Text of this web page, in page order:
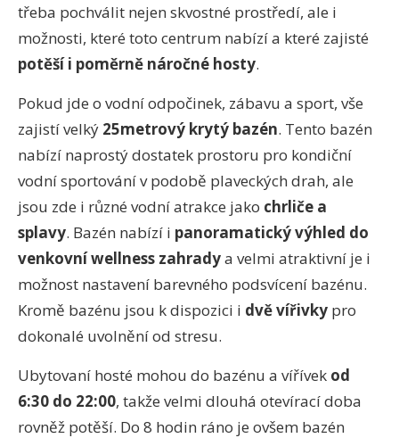
třeba pochválit nejen skvostné prostředí, ale i
možnosti, které toto centrum nabízí a které zajisté
potěší i poměrně náročné hosty.
Pokud jde o vodní odpočinek, zábavu a sport, vše
zajistí velký 25metrový krytý bazén. Tento bazén
nabízí naprostý dostatek prostoru pro kondiční
vodní sportování v podobě plaveckých drah, ale
jsou zde i různé vodní atrakce jako chrliče a
splavy. Bazén nabízí i panoramatický výhled do
venkovní wellness zahradya velmi atraktivní je i
možnost nastavení barevného podsvícení bazénu.
Kromě bazénu jsou k dispozici i dvě vířivky pro
dokonalé uvolnění od stresu.
Ubytovaní hosté mohou do bazénu a vířívek od
6:30 do 22:00, takže velmi dlouhá otevírací doba
rovněž potěší. Do 8 hodin ráno je ovšem bazén